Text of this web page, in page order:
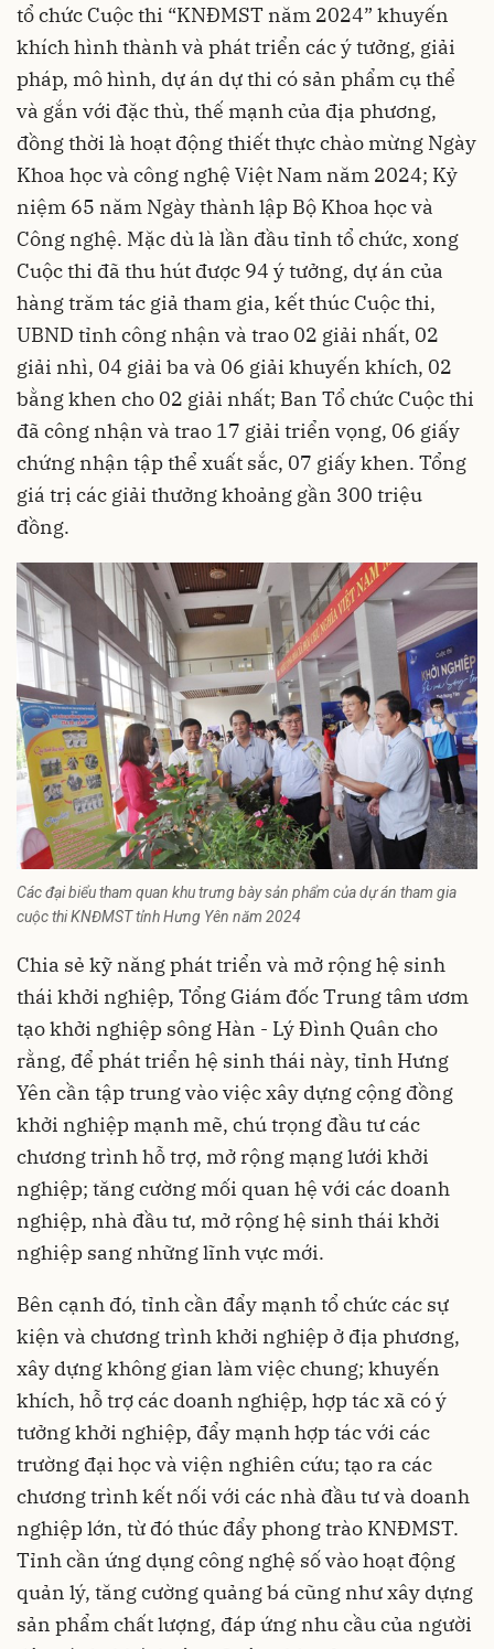
tổ chức Cuộc thi “KNĐMST năm 2024” khuyến
khích hình thành và phát triển các ý tưởng, giải
pháp, mô hình, dự án dự thi có sản phẩm cụ thể
và gắn với đặc thù, thế mạnh của địa phương,
đồng thời là hoạt động thiết thực chào mừng Ngày
Khoa học và công nghệ Việt Nam năm 2024; Kỷ
niệm 65 năm Ngày thành lập Bộ Khoa học và
Công nghệ. Mặc dù là lần đầu tỉnh tổ chức, xong
Cuộc thi đã thu hút được 94 ý tưởng, dự án của
hàng trăm tác giả tham gia, kết thúc Cuộc thi,
UBND tỉnh công nhận và trao 02 giải nhất, 02
giải nhì, 04 giải ba và 06 giải khuyến khích, 02
bằng khen cho 02 giải nhất; Ban Tổ chức Cuộc thi
đã công nhận và trao 17 giải triển vọng, 06 giấy
chứng nhận tập thể xuất sắc, 07 giấy khen. Tổng
giá trị các giải thưởng khoảng gần 300 triệu
đồng.
Các đại biểu tham quan khu trưng bày sản phẩm của dự án tham gia
cuộc thi KNĐMST tỉnh Hưng Yên năm 2024
Chia sẻ kỹ năng phát triển và mở rộng hệ sinh
thái khởi nghiệp, Tổng Giám đốc Trung tâm ươm
tạo khởi nghiệp sông Hàn - Lý Đình Quân cho
rằng, để phát triển hệ sinh thái này, tỉnh Hưng
Yên cần tập trung vào việc xây dựng cộng đồng
khởi nghiệp mạnh mẽ, chú trọng đầu tư các
chương trình hỗ trợ, mở rộng mạng lưới khởi
nghiệp; tăng cường mối quan hệ với các doanh
nghiệp, nhà đầu tư, mở rộng hệ sinh thái khởi
nghiệp sang những lĩnh vực mới.
Bên cạnh đó, tỉnh cần đẩy mạnh tổ chức các sự
kiện và chương trình khởi nghiệp ở địa phương,
xây dựng không gian làm việc chung; khuyến
khích, hỗ trợ các doanh nghiệp, hợp tác xã có ý
tưởng khởi nghiệp, đẩy mạnh hợp tác với các
trường đại học và viện nghiên cứu; tạo ra các
chương trình kết nối với các nhà đầu tư và doanh
nghiệp lớn, từ đó thúc đẩy phong trào KNĐMST.
Tỉnh cần ứng dụng công nghệ số vào hoạt động
quản lý, tăng cường quảng bá cũng như xây dựng
sản phẩm chất lượng, đáp ứng nhu cầu của người